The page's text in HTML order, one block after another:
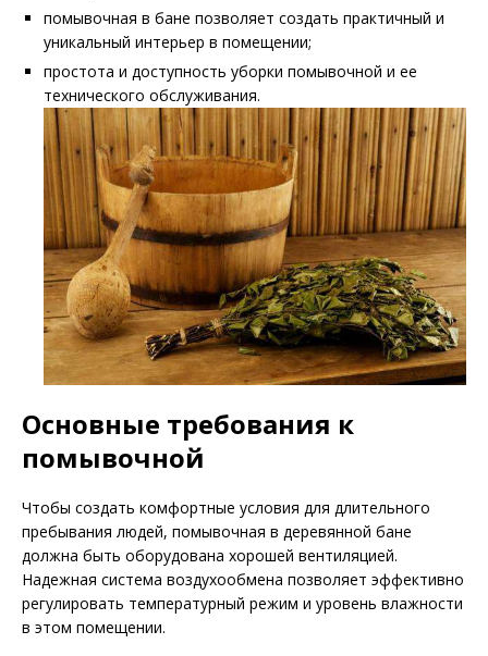
помывочная в бане позволяет создать практичный и
уникальный интерьер в помещении;
простота и доступность уборки помывочной и ее
технического обслуживания.
Основные требования к
помывочной
Чтобы создать комфортные условия для длительного
пребывания людей, помывочная в деревянной бане
должна быть оборудована хорошей вентиляцией.
Надежная система воздухообмена позволяет эффективно
регулировать температурный режим и уровень влажности
в этом помещении.